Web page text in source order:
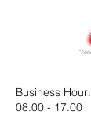
Business Hour:
08.00 - 17.00